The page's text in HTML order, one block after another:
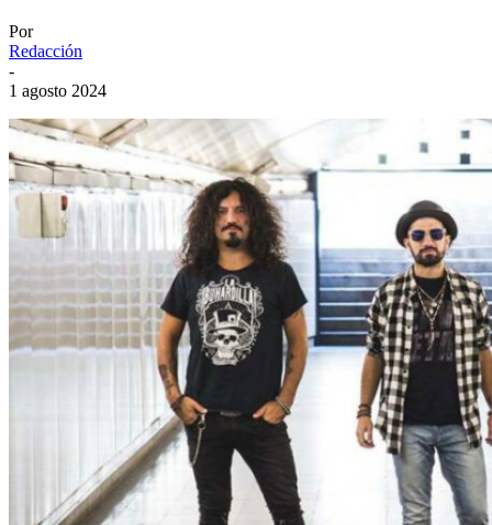
Por
Redacción
-
1 agosto 2024